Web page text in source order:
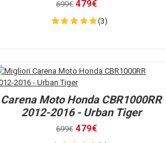
699€ 479€
(3)
Carena Moto Honda CBR1000RR
2012-2016 - Urban Tiger
699€ 479€